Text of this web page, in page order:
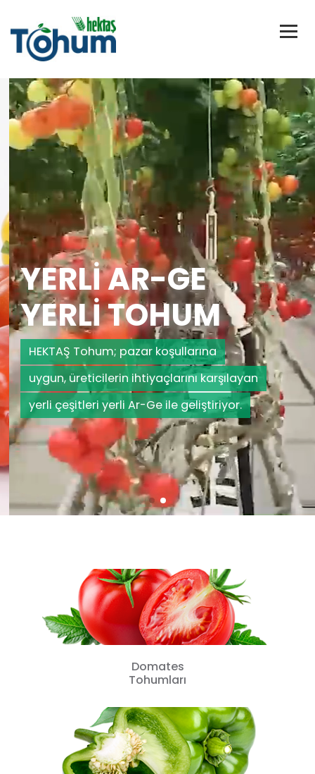
YERLİ AR-GE
YERLİ TOHUM
HEKTAŞ Tohum; pazar koşullarına
uygun, üreticilerin ihtiyaçlarını karşılayan
yerli çeşitleri yerli Ar-Ge ile geliştiriyor.
Domates
Tohumları